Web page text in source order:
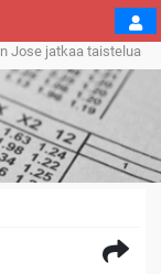
Jose jatkaa taistelua